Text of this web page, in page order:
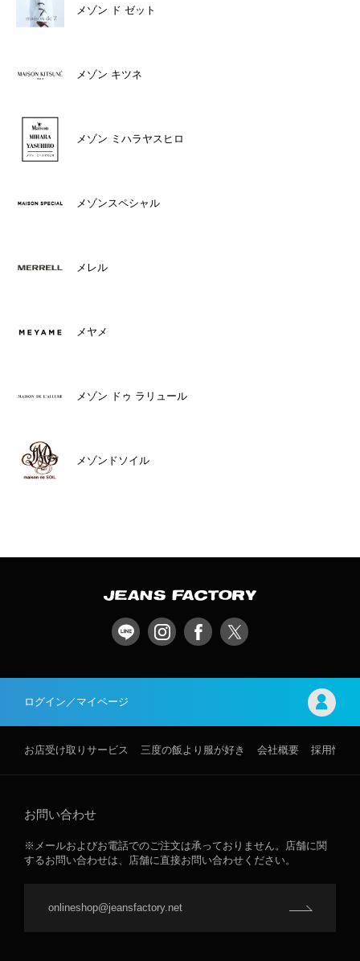
メゾン ド ゼット
メゾン キツネ
メゾン ミハラヤスヒロ
メゾンスペシャル
メレル
メヤメ
メゾン ドゥ ラリュール
メゾンドソイル
ログイン／マイページ
お店受け取りサービス 三度の飯より服が好き 会社概要 採用情報
お問い合わせ
※メールおよびお電話でのご注文は承っておりません。店舗に関
するお問い合わせは、店舗に直接お問い合わせください。
onlineshop@jeansfactory.net